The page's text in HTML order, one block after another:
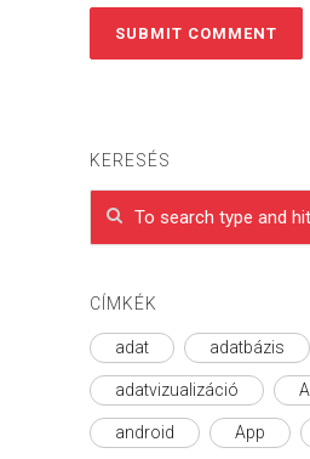
KERESÉS
CÍMKÉK
adat adatbázis
adatvizualizáció AI
android App